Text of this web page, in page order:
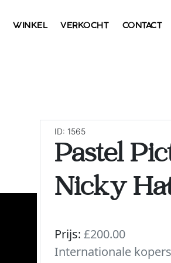
WINKEL VERKOCHT CONTACT
ID: 1565
Pastel
Nicky
Prijs: £200.00
Internationale